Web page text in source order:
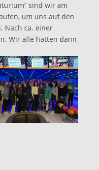
sind wir am
um uns auf den
Nach ca. einer
Wir alle hatten dann